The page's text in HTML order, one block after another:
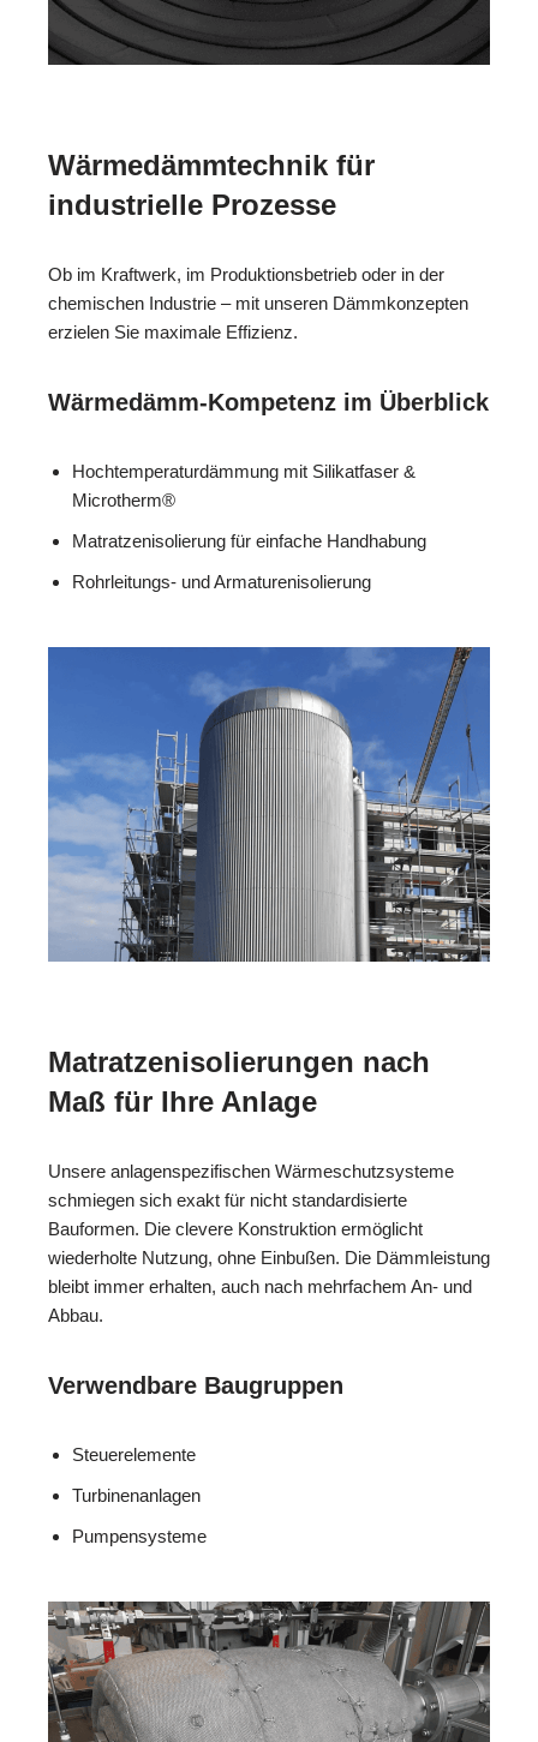
Wärmedämmtechnik für
industrielle Prozesse
Ob im Kraftwerk, im Produktionsbetrieb oder in der
chemischen Industrie – mit unseren Dämmkonzepten
erzielen Sie maximale Effizienz.
Wärmedämm-Kompetenz im Überblick
Hochtemperaturdämmung mit Silikatfaser &
Microtherm®
Matratzenisolierung für einfache Handhabung
Rohrleitungs- und Armaturenisolierung
Matratzenisolierungen nach
Maß für Ihre Anlage
Unsere anlagenspezifischen Wärmeschutzsysteme
schmiegen sich exakt für nicht standardisierte
Bauformen. Die clevere Konstruktion ermöglicht
wiederholte Nutzung, ohne Einbußen. Die Dämmleistung
bleibt immer erhalten, auch nach mehrfachem An- und
Abbau.
Verwendbare Baugruppen
Steuerelemente
Turbinenanlagen
Pumpensysteme